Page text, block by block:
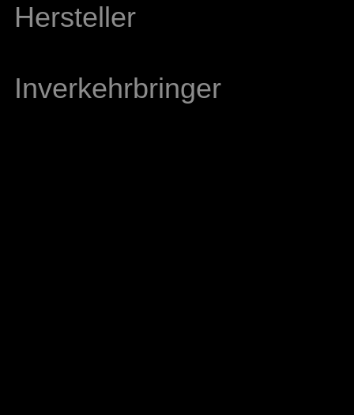
Hersteller
Inverkehrbringer